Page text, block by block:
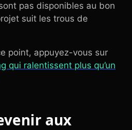
pas disponibles au bon
suit les trous de
point, appuyez-vous sur
qui ralentissent plus qu’un
aux